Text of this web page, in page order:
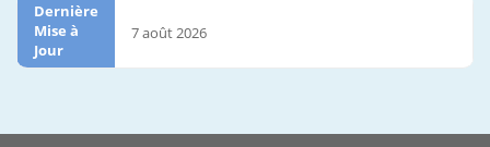
Dernière
Mise à
Jour
7 août 2026